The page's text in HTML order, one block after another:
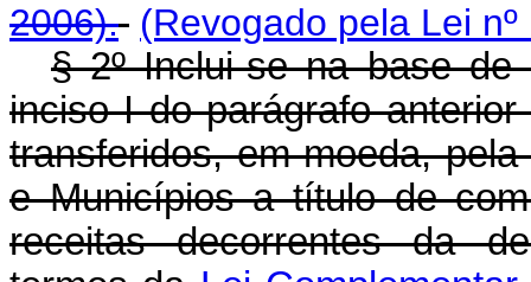
2006). (Revogado pela Lei
§ 2º Inclui-se na base
inciso I do parágrafo
transferidos, em moeda,
e Municípios a título de
receitas decorrentes da